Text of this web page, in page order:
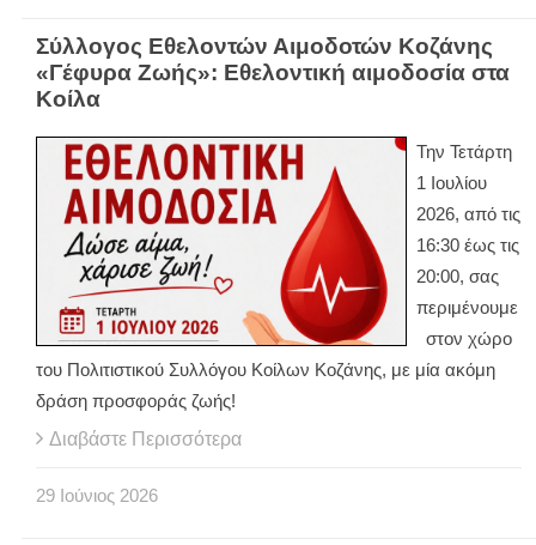
Σύλλογος Εθελοντών Αιμοδοτών Κοζάνης
«Γέφυρα Ζωής»: Εθελοντική αιμοδοσία στα
Κοίλα
Την Τετάρτη
1 Ιουλίου
2026, από τις
16:30 έως τις
20:00, σας
περιμένουμε
στον χώρο
του Πολιτιστικού Συλλόγου Κοίλων Κοζάνης, με μία ακόμη
δράση προσφοράς ζωής!
Διαβάστε Περισσότερα
29 Ιούνιος 2026